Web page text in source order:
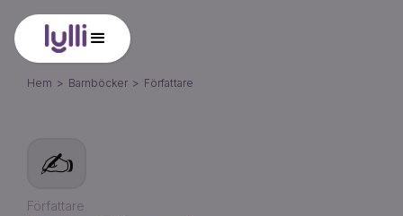
Hem > Barnböcker > Författare
✍️
Författare